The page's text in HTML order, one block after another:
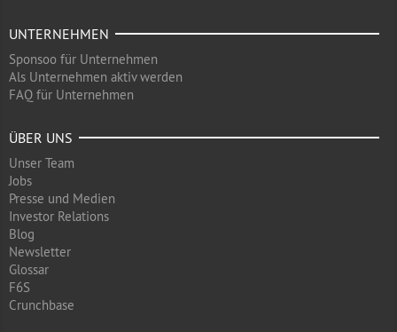
UNTERNEHMEN
Sponsoo für Unternehmen
Als Unternehmen aktiv werden
FAQ für Unternehmen
ÜBER UNS
Unser Team
Jobs
Presse und Medien
Investor Relations
Blog
Newsletter
Glossar
F6S
Crunchbase